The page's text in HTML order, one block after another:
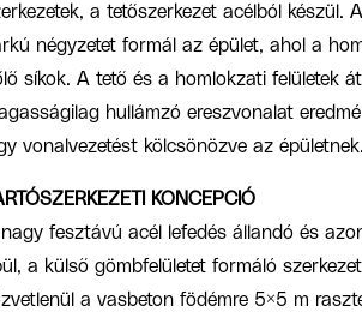
a tetőszerkezet acélból készül.
négyzetet formál az épület, ahol a
síkok. A tető és a homlokzati felületek
hullámzó ereszvonalat
vonalvezetést kölcsönözve az épületnek.
KONCEPCIÓ
fesztávú acél lefedés állandó és
a külső gömbfelületet formáló
a vasbeton födémre 5×5 m